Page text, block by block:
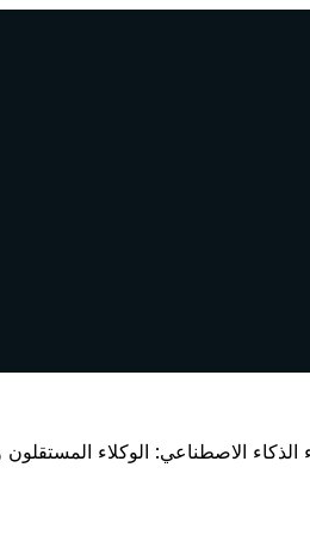
الذكاء الاصطناعي: الوكلاء